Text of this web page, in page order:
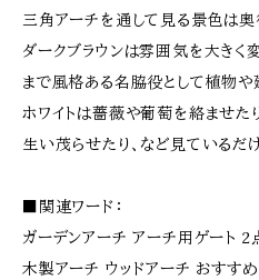
三角アーチを通して見る景色は奥
ダークブラウンは雰囲気を大きく
まで風格ある名脇役として植物や
ホワイトは薔薇や葡萄を絡ませた
生い茂らせたり、など見ているだ
■関連ワード：
ガーデンアーチ アーチ用ゲート 2
木製アーチ ウッドアーチ おすす